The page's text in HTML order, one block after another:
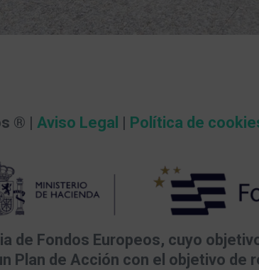
® | Aviso Legal | Política de
de Fondos Europeos, cuyo
Plan de Acción con el objetivo